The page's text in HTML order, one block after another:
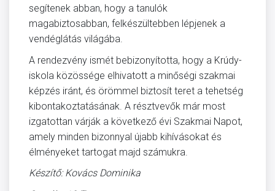
segítenek abban, hogy a tanulók
magabiztosabban, felkészültebben lépjenek a
vendéglátás világába.
A rendezvény ismét bebizonyította, hogy a Krúdy-
iskola közössége elhivatott a minőségi szakmai
képzés iránt, és örömmel biztosít teret a tehetség
kibontakoztatásának. A résztvevők már most
izgatottan várják a következő évi Szakmai Napot,
amely minden bizonnyal újabb kihívásokat és
élményeket tartogat majd számukra.
Készítő: Kovács Dominika